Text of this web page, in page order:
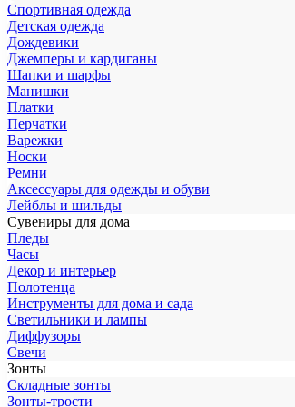
Спортивная одежда
Детская одежда
Дождевики
Джемперы и кардиганы
Шапки и шарфы
Манишки
Платки
Перчатки
Варежки
Носки
Ремни
Аксессуары для одежды и обуви
Лейблы и шильды
Сувениры для дома
Пледы
Часы
Декор и интерьер
Полотенца
Инструменты для дома и сада
Светильники и лампы
Диффузоры
Свечи
Зонты
Складные зонты
Зонты-трости